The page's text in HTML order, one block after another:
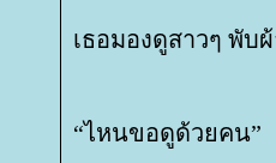
เธอมองดูสาวๆ พับ
“ไหนขอดูด้วยคน”